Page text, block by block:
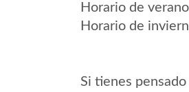
Horario de
Horario de
Si tienes